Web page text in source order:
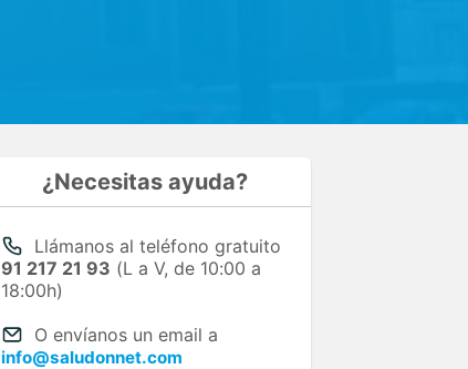
¿Necesitas ayuda?
Llámanos al teléfono gratuito
91 217 21 93 (L a V, de 10:00 a
18:00h)
O envíanos un email a
info@saludonnet.com